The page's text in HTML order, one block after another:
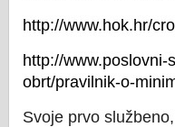
http://www.hok.hr/
http://
obrt/pravilnik-o-
Svoje prvo